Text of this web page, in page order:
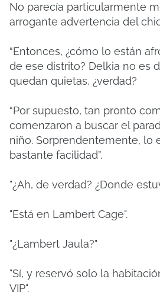
No parecía particularmente
arrogante advertencia del
“Entonces, ¿cómo lo están
de ese distrito? Delkia no es
quedan quietas, ¿verdad?
“Por supuesto, tan pronto
comenzaron a buscar el
niño. Sorprendentemente, lo
bastante facilidad”.
"¿Ah, de verdad? ¿Donde
"Está en Lambert Cage".
"¿Lambert Jaula?"
"Sí, y reservó solo la
VIP".